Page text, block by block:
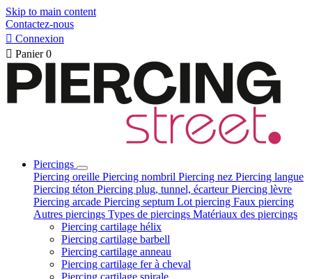
Skip to main content
Contactez-nous
 Connexion
 Panier 0
Piercings
Piercing oreille Piercing nombril Piercing nez Piercing langue
Piercing téton Piercing plug, tunnel, écarteurPiercing lèvre
Piercing arcade Piercing septum Lot piercing Faux piercing
Autres piercings Types de piercings Matériaux des piercings
Piercing cartilage hélix
Piercing cartilage barbell
Piercing cartilage anneau
Piercing cartilage fer à cheval
Piercing cartilage spirale